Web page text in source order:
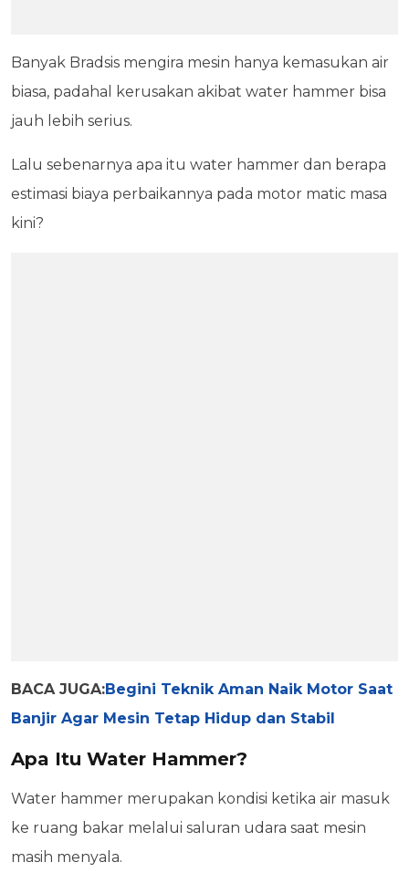
Banyak Bradsis mengira mesin hanya kemasukan air
biasa, padahal kerusakan akibat water hammer bisa
jauh lebih serius.
Lalu sebenarnya apa itu water hammer dan berapa
estimasi biaya perbaikannya pada motor matic masa
kini?
BACA JUGA:Begini Teknik Aman Naik Motor Saat
Banjir Agar Mesin Tetap Hidup dan Stabil
Apa Itu Water Hammer?
Water hammer merupakan kondisi ketika air masuk
ke ruang bakar melalui saluran udara saat mesin
masih menyala.